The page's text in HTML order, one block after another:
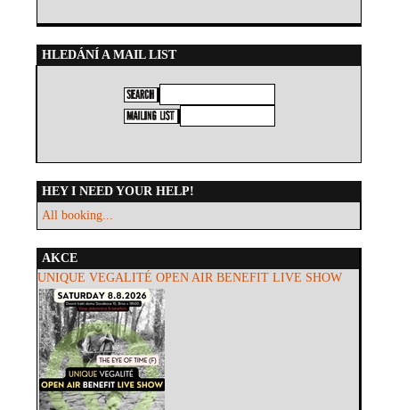
HLEDÁNÍ A MAIL LIST
HEY I NEED YOUR HELP!
All booking...
AKCE
UNIQUE VEGALITÉ OPEN AIR BENEFIT LIVE SHOW